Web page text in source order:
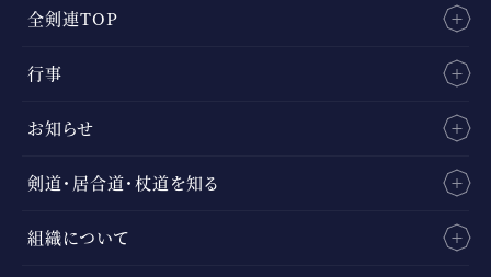
全剣連TOP
行事
お知らせ
剣道・居合道・杖道を知る
組織について